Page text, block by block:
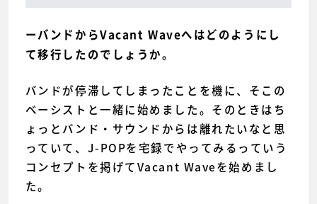
ーバンドからVacant Waveへはどのようにし
て移行したのでしょうか。
バンドが停滞してしまったことを機に、そこの
ベーシストと一緒に始めました。そのときはち
ょっとバンド・サウンドからは離れたいなと思
っていて、J-POPを宅録でやってみるっていう
コンセプトを掲げてVacant Waveを始めまし
た。